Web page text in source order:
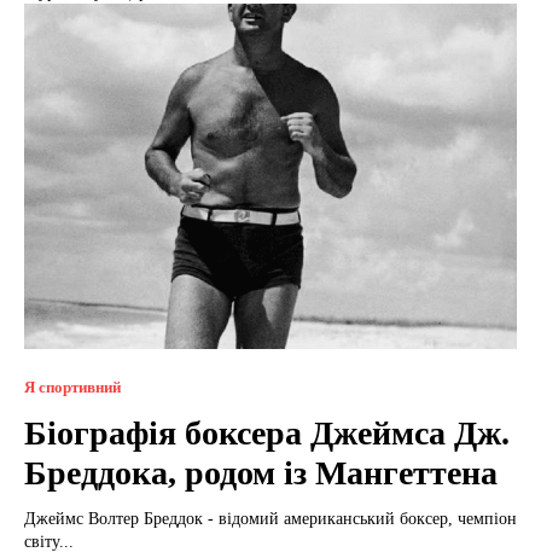
Я спортивний
Біографія боксера Джеймса Дж.
Бреддока, родом із Мангеттена
Джеймс Волтер Бреддок - відомий американський боксер, чемпіон
світу...